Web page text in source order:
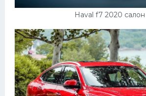
Haval f7 2020 салон